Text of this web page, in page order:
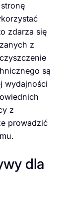
zdarza się
z
są
wydajności
z
prowadzić
dla